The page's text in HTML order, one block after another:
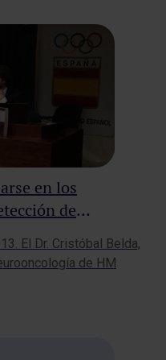
en los
de
El Dr. Cristóbal Belda,
de HM